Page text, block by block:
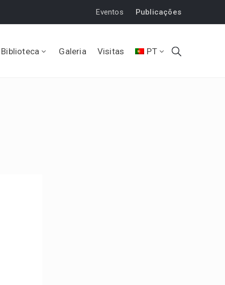
Eventos Publicações
Biblioteca Galeria Visitas PT